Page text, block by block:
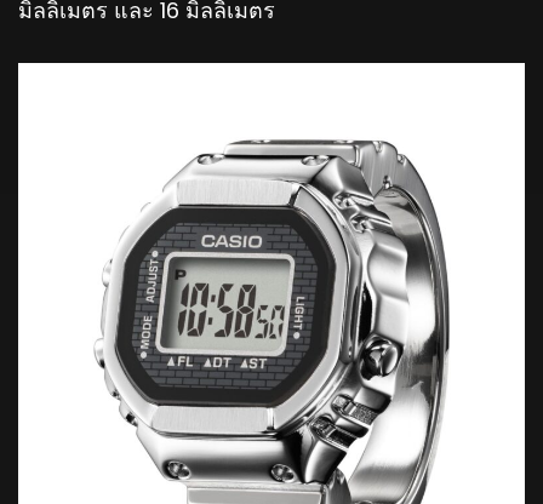
มิลลิเมตร และ 16 มิลลิเมตร